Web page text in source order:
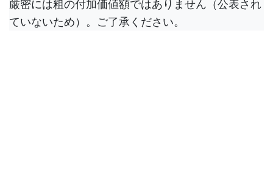
厳密には粗の付加価値額ではありません（公表され
ていないため）。ご了承ください。